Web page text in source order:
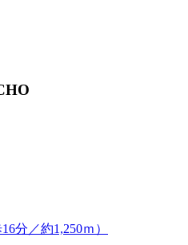
分／約1,250ｍ）